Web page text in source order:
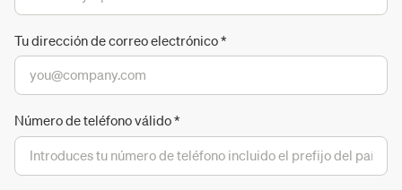
Tu dirección de correo electrónico*
Número de teléfono válido*